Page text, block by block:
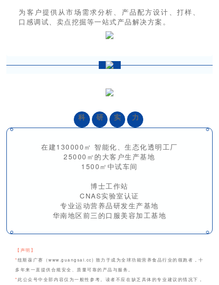
为客户提供从市场需求分析、产品配方设计、打样、
口感调试、卖点挖掘等一站式产品解决方案。
科 研 实 力
在建130000㎡ 智能化、生态化透明工厂
25000㎡的大客户生产基地
1500㎡中试车间
博士工作站
CNAS实验室认证
专业运动营养品研发生产基地
华南地区前三的口服美容加工基地
【声明】
*纽斯葆广赛（www.guangsai.cc) 致力于成为全球功能营养食品行业的领跑者，十
多年来一直提供合规安全、质量可靠的产品与服务。
*此公众号中全部内容仅为一般性参考。读者不应在缺乏具体的专业建议的情况下，